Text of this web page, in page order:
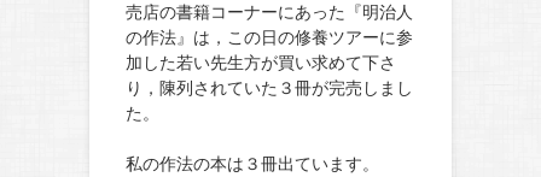
売店の書籍コーナーにあった『明治人
の作法』は，この日の修養ツアーに参
加した若い先生方が買い求めて下さ
り，陳列されていた３冊が完売しまし
た。
私の作法の本は３冊出ています。